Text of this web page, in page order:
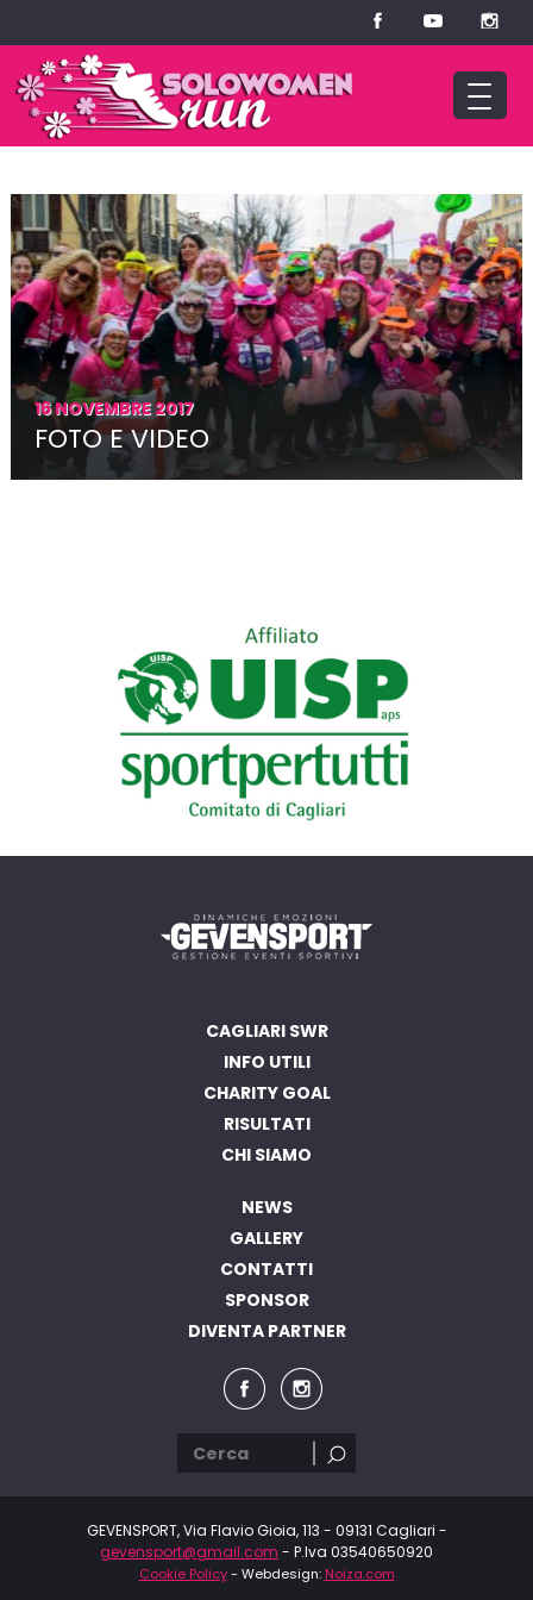
16 NOVEMBRE 2017
FOTO E VIDEO
CAGLIARI SWR
INFO UTILI
CHARITY GOAL
RISULTATI
CHI SIAMO
NEWS
GALLERY
CONTATTI
SPONSOR
DIVENTA PARTNER
GEVENSPORT, Via Flavio Gioia, 113 - 09131 Cagliari -
gevensport@gmail.com - P.Iva 03540650920
Cookie Policy- Webdesign: Noiza.com